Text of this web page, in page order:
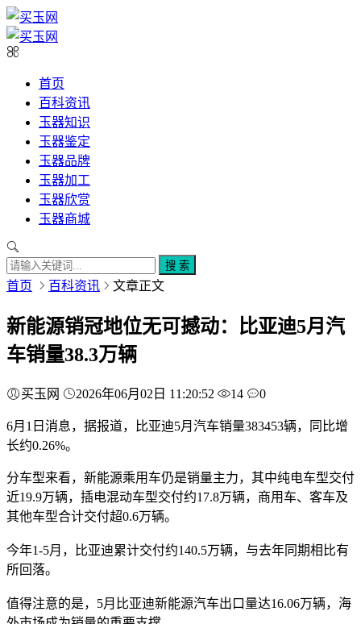
首页
百科资讯
玉器知识
玉器鉴定
玉器品牌
玉器加工
玉器欣赏
玉器商城
搜 索
首页 百科资讯 文章正文
新能源销冠地位无可撼动：比亚迪5月汽
车销量38.3万辆
买玉网 2026年06月02日 11:20:52 14 0
6月1日消息，据报道，比亚迪5月汽车销量383453辆，同比增
长约0.26%。
分车型来看，新能源乘用车仍是销量主力，其中纯电车型交付
近19.9万辆，插电混动车型交付约17.8万辆，商用车、客车及
其他车型合计交付超0.6万辆。
今年1-5月，比亚迪累计交付约140.5万辆，与去年同期相比有
所回落。
值得注意的是，5月比亚迪新能源汽车出口量达16.06万辆，海